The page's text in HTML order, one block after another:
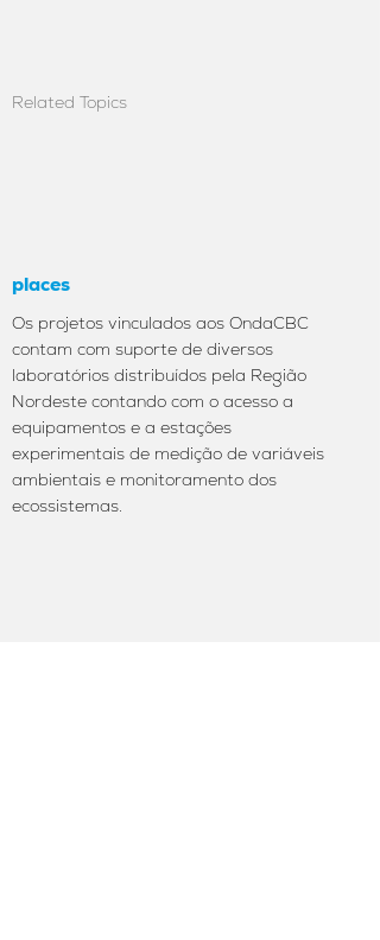
Related Topics
places
Os projetos vinculados aos OndaCBC
contam com suporte de diversos
laboratórios distribuídos pela Região
Nordeste contando com o acesso a
equipamentos e a estações
experimentais de medição de variáveis
ambientais e monitoramento dos
ecossistemas.